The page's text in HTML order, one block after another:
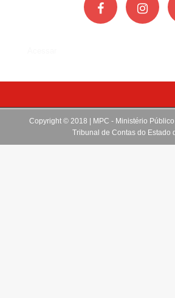
Copyright © 2018 | MPC - Ministério
Tribunal de Contas do Estado